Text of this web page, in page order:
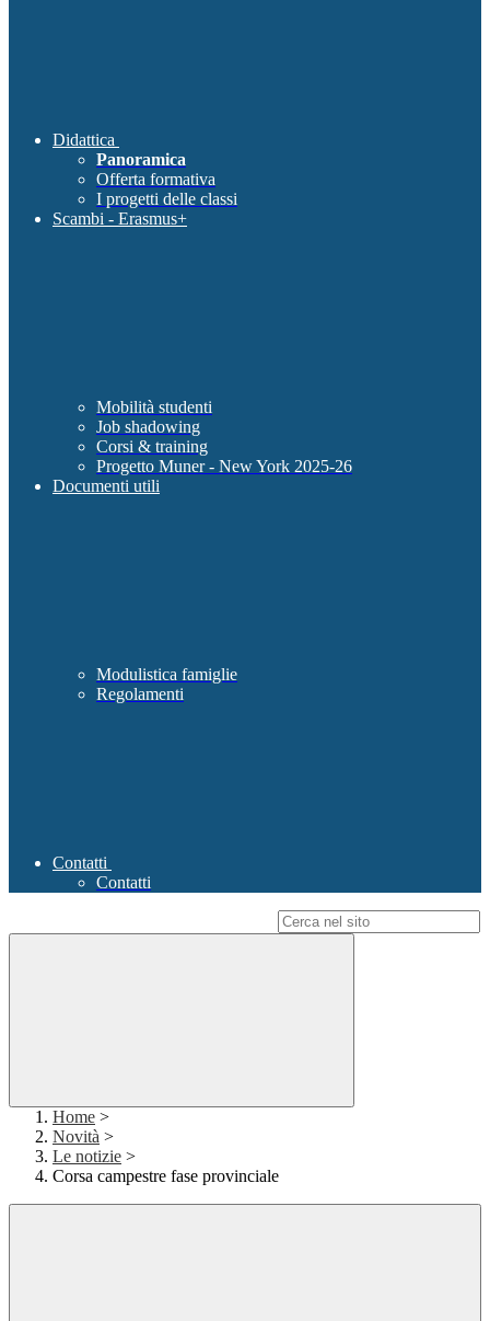
Didattica
Panoramica
Offerta formativa
I progetti delle classi
Scambi - Erasmus+
Mobilità studenti
Job shadowing
Corsi & training
Progetto Muner - New York 2025-26
Documenti utili
Modulistica famiglie
Regolamenti
Contatti
Contatti
Home >
Novità >
Le notizie >
Corsa campestre fase provinciale